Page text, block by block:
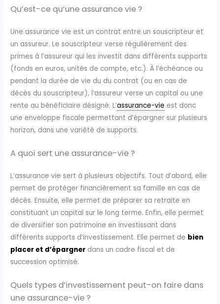
Qu’est-ce qu’une assurance vie ?
Une assurance vie est un contrat entre un souscripteur et
un assureur. Le souscripteur verse régulièrement des
primes à l’assureur qui les investit dans différents supports
(fonds en euros, unités de compte, etc.). À l’échéance ou
pendant la durée de vie du du contrat (ou en cas de
décès du souscripteur), l’assureur verse un capital ou une
rente au bénéficiaire désigné. L’assurance-vie est donc
une enveloppe fiscale permettant d’épargner sur plusieurs
horizon, dans une variété de supports.
A quoi sert une assurance-vie ?
L’assurance vie sert à plusieurs objectifs. Tout d’abord, elle
permet de protéger financièrement sa famille en cas de
décès. Ensuite, elle permet de préparer sa retraite en
constituant un capital sur le long terme. Enfin, elle permet
de diversifier son patrimoine en investissant dans
différents supports d’investissement. Elle permet de bien
placer et d’épargner dans un cadre fiscal et de
succession optimisé.
Quels types d’investissement peut-on faire dans
une assurance-vie ?